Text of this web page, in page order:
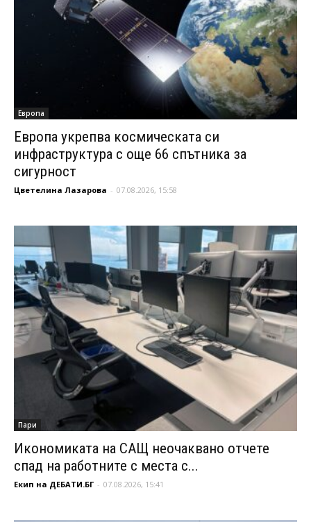
Европа
Европа укрепва космическата си
инфраструктура с още 66 спътника за
сигурност
Цветелина Лазарова - 07.08.2026, 15:58
Пари
Икономиката на САЩ неочаквано отчете
спад на работните с места с...
Екип на ДЕБАТИ.БГ - 07.08.2026, 15:41